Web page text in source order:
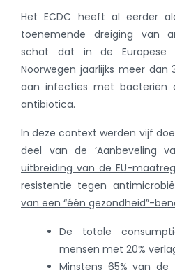
Het ECDC heeft al eerder
toenemende dreiging van
schat dat in de Europese
Noorwegen jaarlijks meer
aan infecties met bacteriën
antibiotica.
In deze context werden vijf
deel van de ‘Aanbeveling
uitbreiding van de EU-
resistentie tegen
van een “één gezondheid”-
De totale
mensen met 20%
Minstens 65% van